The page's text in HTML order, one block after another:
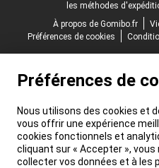
les méthodes
À propos de Gomibo.fr
Préférences de cookies
Préférences de
Nous utilisons des cookies et
vous offrir une expérience
cookies fonctionnels et
cliquant sur « Accepter »,
collecter vos données et à les